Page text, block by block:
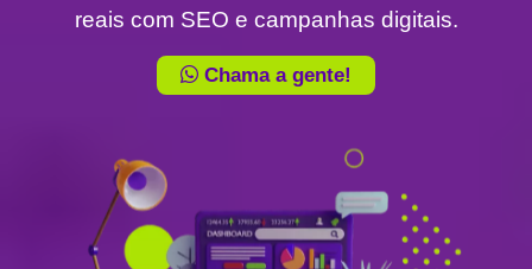
reais com SEO e campanhas digitais.
Chama a gente!